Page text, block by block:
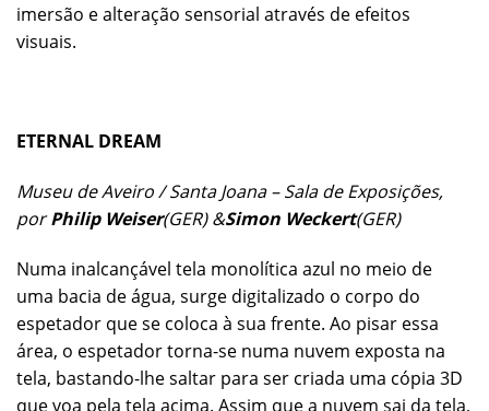
imersão e alteração sensorial através de efeitos
visuais.
ETERNAL DREAM
Museu de Aveiro / Santa Joana – Sala de Exposições,
porPhilip Weiser(GER) &Simon Weckert(GER)
Numa inalcançável tela monolítica azul no meio de
uma bacia de água, surge digitalizado o corpo do
espetador que se coloca à sua frente. Ao pisar essa
área, o espetador torna-se numa nuvem exposta na
tela, bastando-lhe saltar para ser criada uma cópia 3D
que voa pela tela acima. Assim que a nuvem sai da tela,